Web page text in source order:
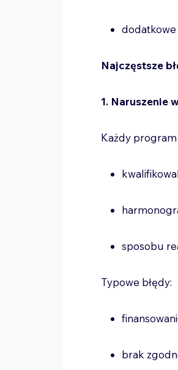
dodatkowe
Najczęstsze
1. Naruszenie
Każdy program
sposobu
Typowe błędy:
brak